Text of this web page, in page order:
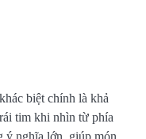
biệt chính là khả
tim khi nhìn từ phía